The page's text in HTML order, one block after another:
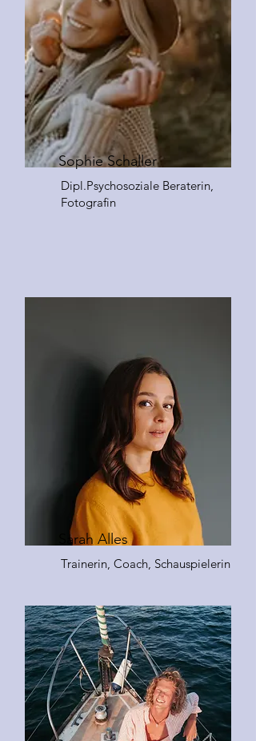
Sophie Schaller
Dipl.Psychosoziale Beraterin,
Fotografin
Sarah Alles
Trainerin, Coach, Schauspielerin